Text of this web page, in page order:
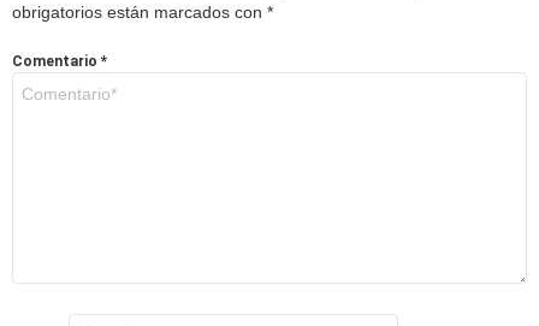
obrigatorios están marcados con *
Comentario *